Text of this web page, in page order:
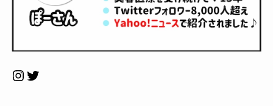
Instagram
Twitter